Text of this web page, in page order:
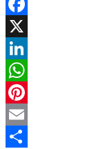
Facebook
X
LinkedIn
WhatsApp
Pinterest
Email